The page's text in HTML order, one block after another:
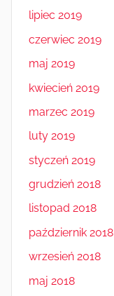
lipiec 2019
czerwiec 2019
maj 2019
kwiecień 2019
marzec 2019
luty 2019
styczeń 2019
grudzień 2018
listopad 2018
październik 2018
wrzesień 2018
maj 2018